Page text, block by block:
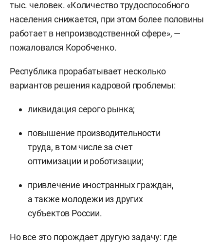
тыс. человек. «Количество трудоспособного
населения снижается, при этом более половины
работает в непроизводственной сфере», —
пожаловался Коробченко.
Республика прорабатывает несколько
вариантов решения кадровой проблемы:
ликвидация серого рынка;
повышение производительности
труда, в том числе за счет
оптимизации и роботизации;
привлечение иностранных граждан,
а также молодежи из других
субъектов России.
Но все это порождает другую задачу: где